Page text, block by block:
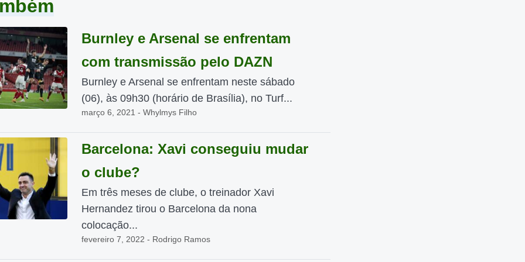
Burnley e Arsenal se enfrentam
com transmissão pelo DAZN
Burnley e Arsenal se enfrentam neste sábado
(06), às 09h30 (horário de Brasília), no Turf...
março 6, 2021 - Whylmys Filho
Barcelona: Xavi conseguiu mudar
o clube?
Em três meses de clube, o treinador Xavi
Hernandez tirou o Barcelona da nona
colocação...
fevereiro 7, 2022 - Rodrigo Ramos